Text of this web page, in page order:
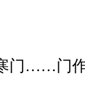
门……门